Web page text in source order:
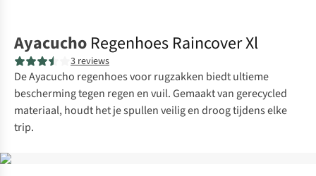
Ayacucho Regenhoes Raincover Xl
3 reviews
De Ayacucho regenhoes voor rugzakken biedt ultieme
bescherming tegen regen en vuil. Gemaakt van gerecycled
materiaal, houdt het je spullen veilig en droog tijdens elke
trip.